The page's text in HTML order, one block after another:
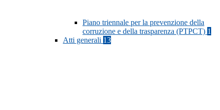
Piano triennale per la prevenzione della
corruzione e della trasparenza (PTPCT) 1
Atti generali 13